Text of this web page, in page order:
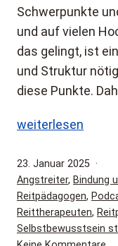
Schwerpunkte
und auf vielen
das gelingt, ist
und Struktur
diese Punkte.
Wie
2025
mit
mir
kannst
weiterlesen
Veröffentlicht
am
23. Januar 2025
Kategorisiert
als
Angstreiter, Bindung
Reitpädagogen,
Reittherapeuten,
Selbstbewusstsein